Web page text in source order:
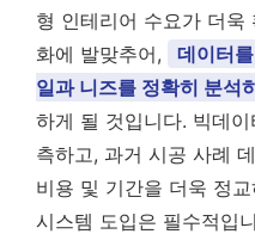
형 인테리어 수요가 더욱
화에 발맞추어,
데이터
일과 니즈를 정확히 분석
하게 될 것입니다. 빅데
측하고, 과거 시공 사례
비용 및 기간을 더욱 정
시스템 도입은 필수적입